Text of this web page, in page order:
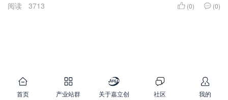
阅读 3713 (0) (0)
首页 产业站群 关于嘉立创 社区 我的